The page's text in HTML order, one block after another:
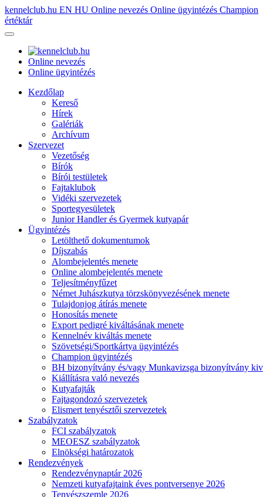
kennelclub.hu EN HU Online nevezés Online ügyintézés Champion
értéktár
Online nevezés
Online ügyintézés
Kezdőlap
Kereső
Hírek
Galériák
Archívum
Szervezet
Vezetőség
Bírók
Bírói testületek
Fajtaklubok
Vidéki szervezetek
Sportegyesületek
Junior Handler és Gyermek kutyapár
Ügyintézés
Letölthető dokumentumok
Díjszabás
Alombejelentés menete
Online alombejelentés menete
Teljesítményfűzet
Német Juhászkutya törzskönyvezésének menete
Tulajdonjog átírás menete
Honosítás menete
Export pedigré kiváltásának menete
Kennelnév kiváltás menete
Szövetségi/Sportkártya ügyintézés
Champion ügyintézés
BH bizonyítvány és/vagy Munkavizsga bizonyítvány
Kiállításra való nevezés
Kutyafajták
Fajtagondozó szervezetek
Elismert tenyésztői szervezetek
Szabályzatok
FCI szabályzatok
MEOESZ szabályzatok
Elnökségi határozatok
Rendezvények
Rendezvénynaptár 2026
Nemzeti kutyafajtaink éves pontversenye 2026
Tenyészszemle 2026